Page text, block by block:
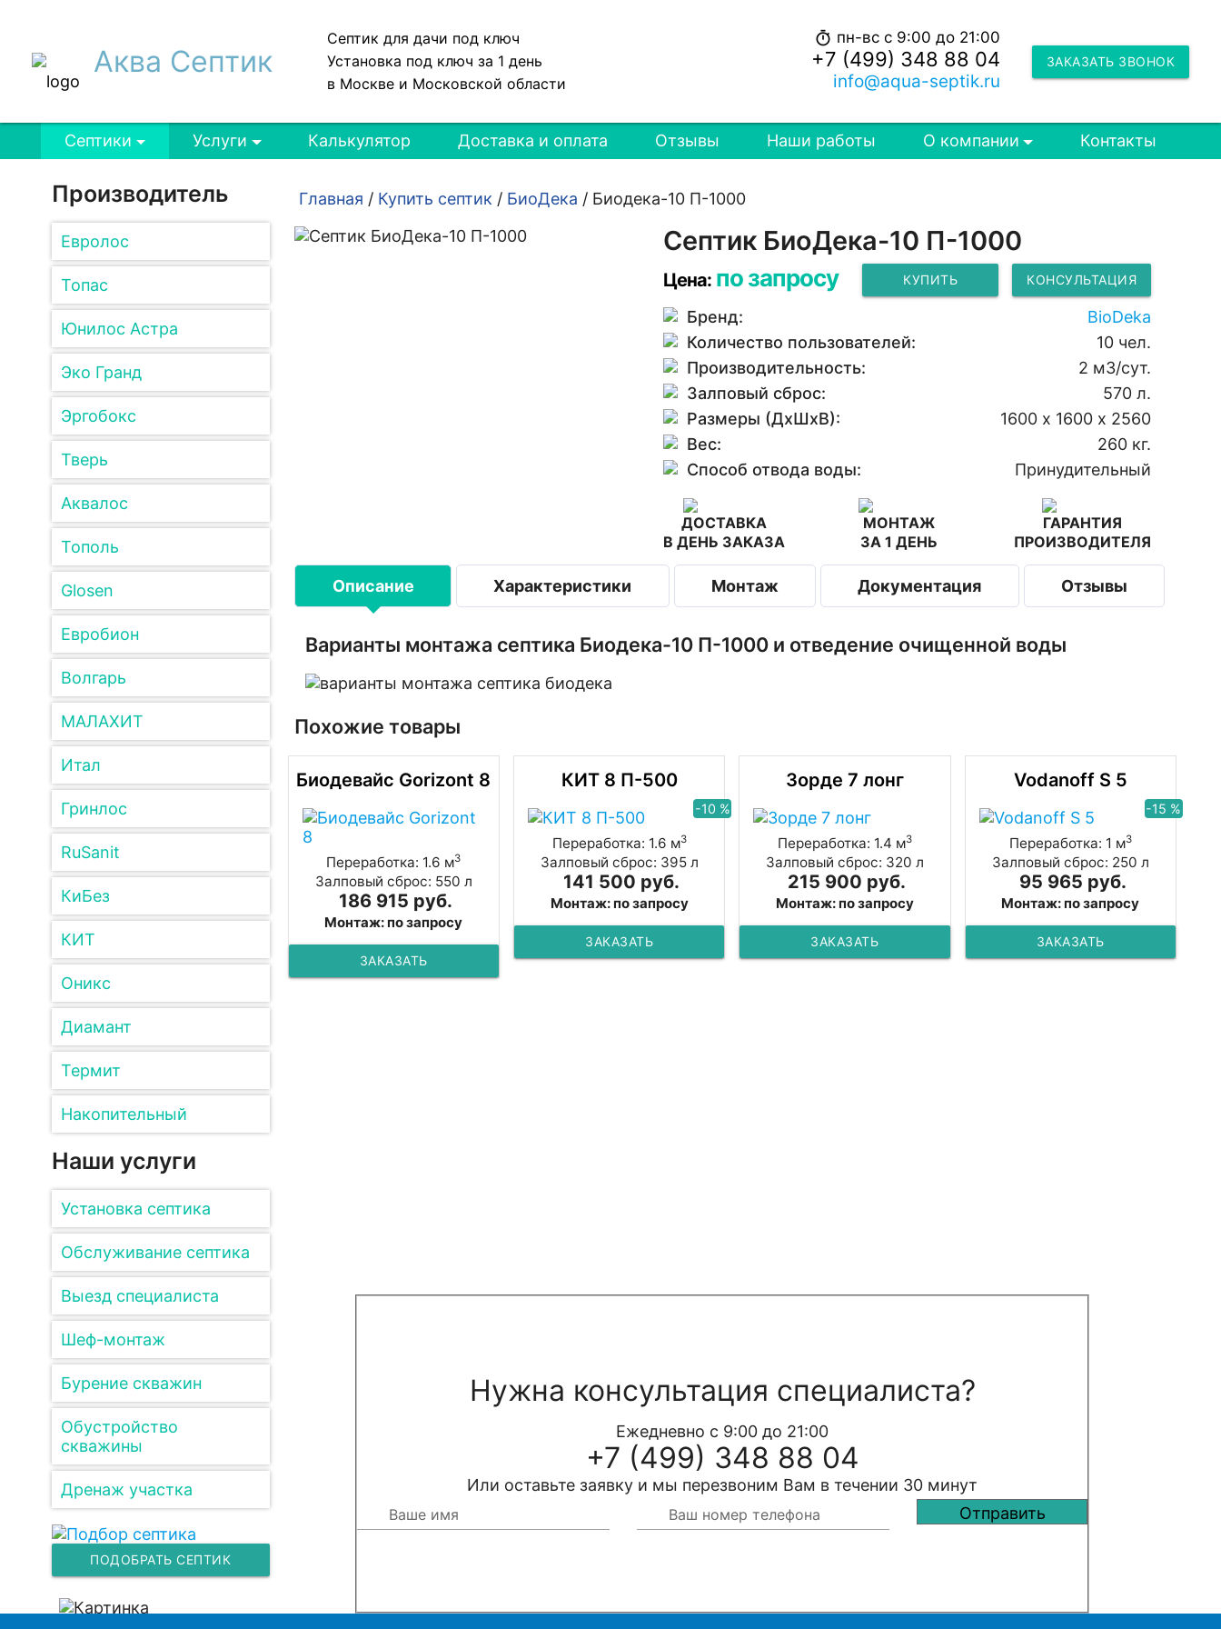
Аква Септик
Септик для дачи под ключ
Установка под ключ за 1 день
в Москве и Московской области
ЗАКАЗАТЬ ЗВОНОК
timer пн-вс с 9:00 до 21:00
+7 (499) 348 88 04
info@aqua-septik.ru
Септики Услуги Калькулятор Доставка и оплата Отзывы Наши работы О компании Контакты
Производитель
Евролос
Топас
Юнилос Астра
Эко Гранд
Эргобокс
Тверь
Аквалос
Тополь
Glosen
Евробион
Волгарь
МАЛАХИТ
Итал
Гринлос
RuSanit
КиБез
КИТ
Оникс
Диамант
Термит
Накопительный
Наши услуги
Установка септика
Обслуживание септика
Выезд специалиста
Шеф-монтаж
Бурение скважин
Обустройство
скважины
Дренаж участка
ПОДОБРАТЬ СЕПТИК
Главная / Купить септик / БиоДека / Биодека-10 П-1000
Септик БиоДека-10 П-1000
Цена: по запросу КУПИТЬ КОНСУЛЬТАЦИЯ
Бренд:
BioDeka
Количество пользователей:
10 чел.
Производительность:
2 м3/сут.
Залповый сброс:
570 л.
Размеры (ДхШхВ):
1600 х 1600 х 2560
Вес:
260 кг.
Способ отвода воды:
Принудительный
ДОСТАВКА
В ДЕНЬ ЗАКАЗА
МОНТАЖ
ЗА 1 ДЕНЬ
ГАРАНТИЯ
ПРОИЗВОДИТЕЛЯ
Описание Характеристики Монтаж Документация Отзывы
Варианты монтажа септика Биодека-10 П-1000 и отведение очищенной воды
Похожие товары
Биодевайс Gorizont 8
Переработка: 1.6 м3
Залповый сброс: 550 л
186 915 руб.
Монтаж: по запросу
ЗАКАЗАТЬ
КИТ 8 П-500
-10 %
Переработка: 1.6 м3
Залповый сброс: 395 л
141 500 руб.
Монтаж: по запросу
ЗАКАЗАТЬ
Зорде 7 лонг
Переработка: 1.4 м3
Залповый сброс: 320 л
215 900 руб.
Монтаж: по запросу
ЗАКАЗАТЬ
Vodanoff S 5
-15 %
Переработка: 1 м3
Залповый сброс: 250 л
95 965 руб.
Монтаж: по запросу
ЗАКАЗАТЬ
Нужна консультация специалиста?
Ежедневно с 9:00 до 21:00
+7 (499) 348 88 04
Или оставьте заявку и мы перезвоним Вам в течении 30 минут